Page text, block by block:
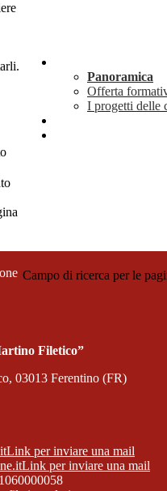
Panoramica
Offerta
I progetti delle
Campo di ricerca per le
Filetico”
03013 Ferentino (FR)
Link per inviare una mail
Link per inviare una mail